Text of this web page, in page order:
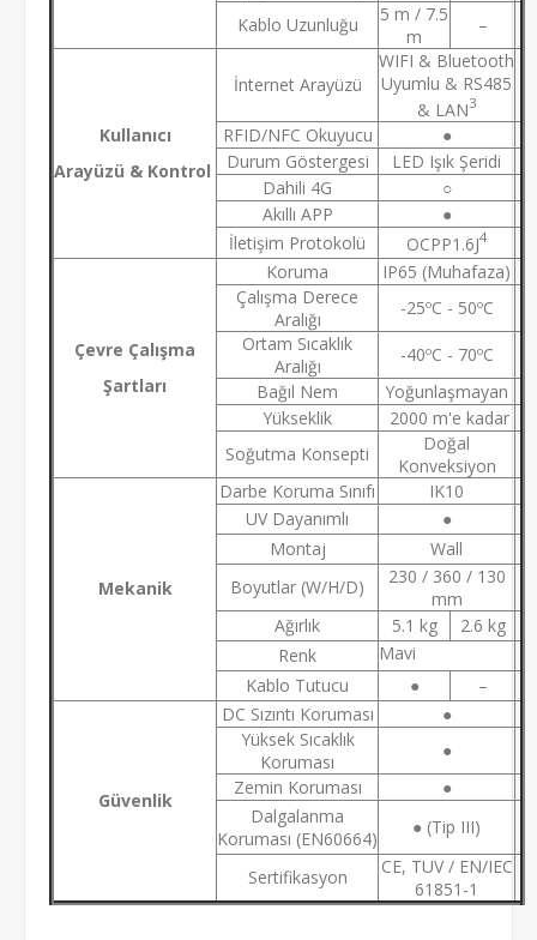
Kablo Uzunluğu
5 m / 7.5
m
–
Kullanıcı
Arayüzü & Kontrol
İnternet Arayüzü
WIFI & Bluetooth
Uyumlu & RS485
& LAN3
RFID/NFC Okuyucu
●
Durum Göstergesi
LED Işık Şeridi
Dahili 4G
○
Akıllı APP
●
İletişim Protokolü
OCPP1.6J4
Çevre Çalışma
Şartları
Koruma
IP65 (Muhafaza)
Çalışma Derece
Aralığı
-25ºC - 50ºC
Ortam Sıcaklık
Aralığı
-40ºC - 70ºC
Bağıl Nem
Yoğunlaşmayan
Yükseklik
2000 m'e kadar
Soğutma Konsepti
Doğal
Konveksiyon
Mekanik
Darbe Koruma Sınıfı
IK10
UV Dayanımlı
●
Montaj
Wall
Boyutlar (W/H/D)
230 / 360 / 130
mm
Ağırlık
5.1 kg
2.6 kg
Renk
Mavi
Kablo Tutucu
● –
Güvenlik
DC Sızıntı Koruması
●
Yüksek Sıcaklık
Koruması
●
Zemin Koruması
●
Dalgalanma
Koruması (EN60664)
● (Tip III)
Sertifikasyon
CE, TUV / EN/IEC
61851-1